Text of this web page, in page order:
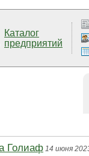
Каталог
предприятий
Голиаф 14 июня